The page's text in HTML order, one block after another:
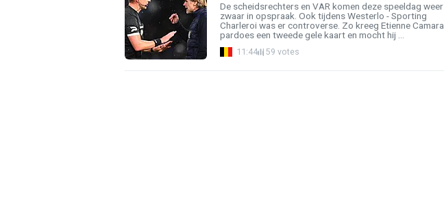
De scheidsrechters en VAR komen deze speeldag weer
zwaar in opspraak. Ook tijdens Westerlo - Sporting
Charleroi was er controverse. Zo kreeg Etienne Camara
pardoes een tweede gele kaart en mocht hij ...
11:44 59 votes